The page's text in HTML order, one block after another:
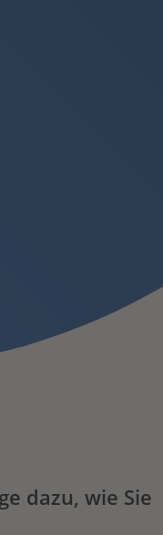
dazu, wie Sie